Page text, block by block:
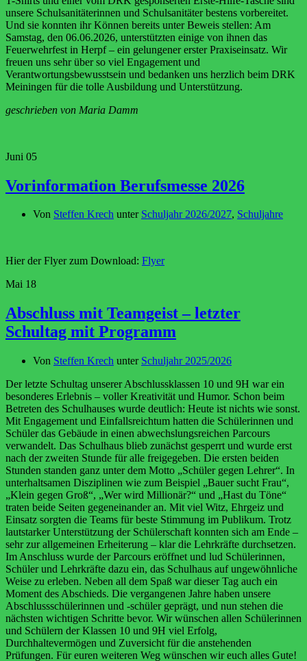
unsere Schulsanitäterinnen und Schulsanitäter bestens vorbereitet.
Und sie konnten ihr Können bereits unter Beweis stellen: Am
Samstag, den 06.06.2026, unterstützten einige von ihnen das
Feuerwehrfest in Herpf – ein gelungener erster Praxiseinsatz. Wir
freuen uns sehr über so viel Engagement und
Verantwortungsbewusstsein und bedanken uns herzlich beim DRK
Meiningen für die tolle Ausbildung und Unterstützung.
geschrieben von Maria Damm
Juni 05
Vorinformation Berufsmesse 2026
Von Steffen Krech unter Schuljahr 2026/2027, Schuljahre
Hier der Flyer zum Download: Flyer
Mai 18
Abschluss mit Teamgeist – letzter
Schultag mit Programm
Von Steffen Krech unter Schuljahr 2025/2026
Der letzte Schultag unserer Abschlussklassen 10 und 9H war ein
besonderes Erlebnis – voller Kreativität und Humor. Schon beim
Betreten des Schulhauses wurde deutlich: Heute ist nichts wie sonst.
Mit Engagement und Einfallsreichtum hatten die Schülerinnen und
Schüler das Gebäude in einen abwechslungsreichen Parcours
verwandelt. Das Schulhaus blieb zunächst gesperrt und wurde erst
nach der zweiten Stunde für alle freigegeben. Die ersten beiden
Stunden standen ganz unter dem Motto „Schüler gegen Lehrer“. In
unterhaltsamen Disziplinen wie zum Beispiel „Bauer sucht Frau“,
„Klein gegen Groß“, „Wer wird Millionär?“ und „Hast du Töne“
traten beide Seiten gegeneinander an. Mit viel Witz, Ehrgeiz und
Einsatz sorgten die Teams für beste Stimmung im Publikum. Trotz
lautstarker Unterstützung der Schülerschaft konnten sich am Ende –
sehr zur allgemeinen Erheiterung – klar die Lehrkräfte durchsetzen.
Im Anschluss wurde der Parcours eröffnet und lud Schülerinnen,
Schüler und Lehrkräfte dazu ein, das Schulhaus auf ungewöhnliche
Weise zu erleben. Neben all dem Spaß war dieser Tag auch ein
Moment des Abschieds. Die vergangenen Jahre haben unsere
Abschlussschülerinnen und -schüler geprägt, und nun stehen die
nächsten wichtigen Schritte bevor. Wir wünschen allen Schülerinnen
und Schülern der Klassen 10 und 9H viel Erfolg,
Durchhaltevermögen und Zuversicht für die anstehenden
Prüfungen. Für euren weiteren Weg wünschen wir euch alles Gute!